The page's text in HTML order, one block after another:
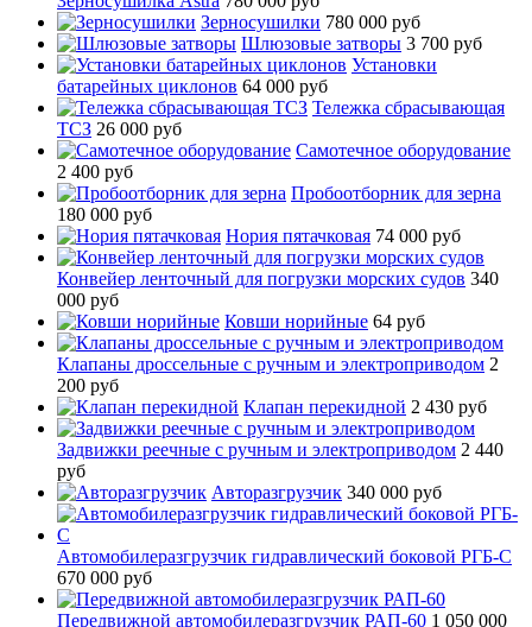
Зерносушилки 780 000 руб
Шлюзовые затворы 3 700 руб
Установки
батарейных циклонов 64 000 руб
Тележка сбрасывающая
ТСЗ 26 000 руб
Самотечное оборудование
2 400 руб
Пробоотборник для зерна
180 000 руб
Нория пятачковая 74 000 руб
Конвейер ленточный для погрузки морских судов 340
000 руб
Ковши норийные 64 руб
Клапаны дроссельные с ручным и электроприводом 2
200 руб
Клапан перекидной 2 430 руб
Задвижки реечные с ручным и электроприводом 2 440
руб
Авторазгрузчик 340 000 руб
Автомобилеразгрузчик гидравлический боковой РГБ-С
670 000 руб
Передвижной автомобилеразгрузчик РАП-60 1 050 000